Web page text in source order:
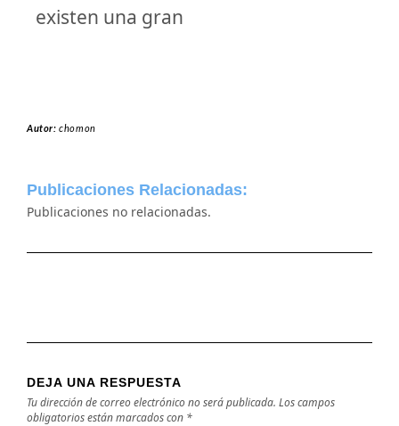
existen una gran
Autor:chomon
Publicaciones Relacionadas:
Publicaciones no relacionadas.
DEJA UNA RESPUESTA
Tu dirección de correo electrónico no será publicada. Los campos
obligatorios están marcados con *